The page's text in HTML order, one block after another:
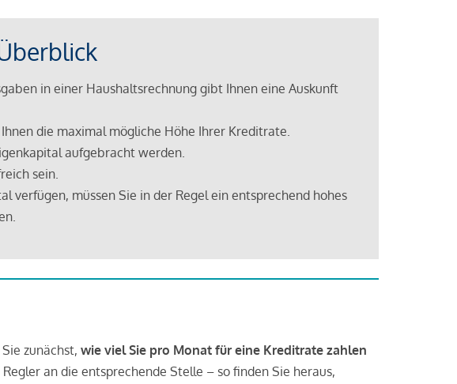
in einer Haushaltsrechnung gibt Ihnen eine Auskunft
die maximal mögliche Höhe Ihrer Kreditrate.
aufgebracht werden.
sein.
verfügen, müssen Sie in der Regel ein entsprechend hohes
zunächst, wie viel Sie pro Monat für eine Kreditrate zahlen
an die entsprechende Stelle – so finden Sie heraus,